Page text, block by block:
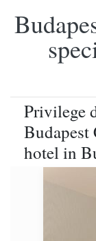
Privilege
Budapest
hotel in